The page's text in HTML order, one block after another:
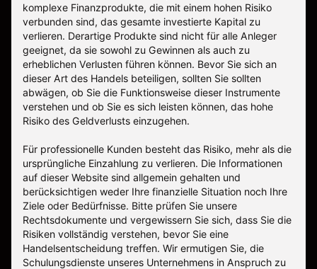
komplexe Finanzprodukte, die mit einem hohen Risiko
verbunden sind, das gesamte investierte Kapital zu
verlieren. Derartige Produkte sind nicht für alle Anleger
geeignet, da sie sowohl zu Gewinnen als auch zu
erheblichen Verlusten führen können. Bevor Sie sich an
dieser Art des Handels beteiligen, sollten Sie sollten
abwägen, ob Sie die Funktionsweise dieser Instrumente
verstehen und ob Sie es sich leisten können, das hohe
Risiko des Geldverlusts einzugehen.
Für professionelle Kunden besteht das Risiko, mehr als die
ursprüngliche Einzahlung zu verlieren. Die Informationen
auf dieser Website sind allgemein gehalten und
berücksichtigen weder Ihre finanzielle Situation noch Ihre
Ziele oder Bedürfnisse. Bitte prüfen Sie unsere
Rechtsdokumente und vergewissern Sie sich, dass Sie die
Risiken vollständig verstehen, bevor Sie eine
Handelsentscheidung treffen. Wir ermutigen Sie, die
Schulungsdienste unseres Unternehmens in Anspruch zu